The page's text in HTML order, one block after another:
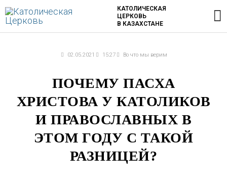
Перейти
содержимому
КАТОЛИЧЕСКАЯ
ЦЕРКОВЬ
В КАЗАХСТАНЕ
02.05.2021 15:27 Во что мы верим
ПОЧЕМУ ПАСХА
ХРИСТОВА У КАТОЛИКОВ
И ПРАВОСЛАВНЫХ В
ЭТОМ ГОДУ С ТАКОЙ
РАЗНИЦЕЙ?